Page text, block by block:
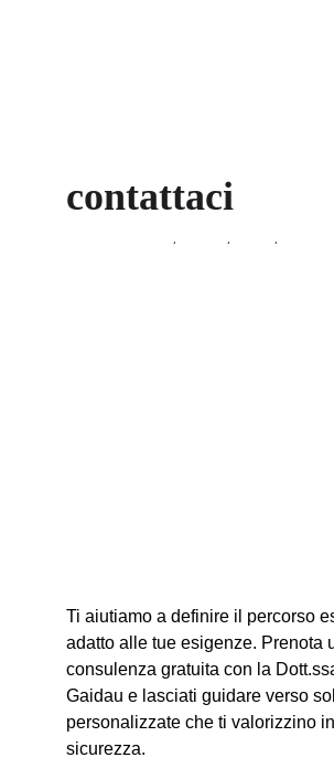
contattaci
Ti aiutiamo a definire il percorso
adatto alle tue esigenze. Prenota
consulenza gratuita con la
Gaidau e lasciati guidare verso
personalizzate che ti valorizzino
sicurezza.